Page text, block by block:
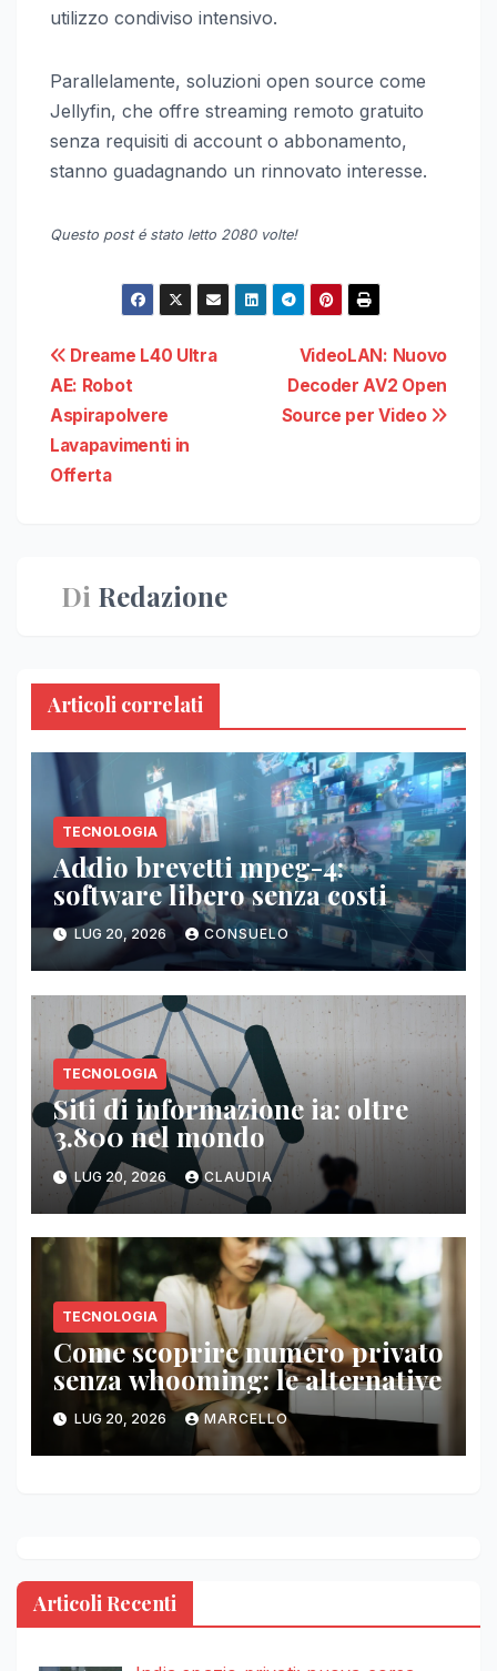
utilizzo condiviso intensivo.
Parallelamente, soluzioni open source come
Jellyfin, che offre streaming remoto gratuito
senza requisiti di account o abbonamento,
stanno guadagnando un rinnovato interesse.
Questo post é stato letto 2080 volte!
Navigazione
articoli
VideoLAN: Nuovo
Decoder AV2 Open
Source per Video
Dreame L40 Ultra
AE: Robot
Aspirapolvere
Lavapavimenti in
Offerta
Di Redazione
Articoli correlati
TECNOLOGIA
Addio brevetti mpeg-4:
software libero senza costi
LUG 20, 2026 CONSUELO
TECNOLOGIA
Siti di informazione ia: oltre
3.800 nel mondo
LUG 20, 2026 CLAUDIA
TECNOLOGIA
Come scoprire numero privato
senza whooming: le alternative
LUG 20, 2026 MARCELLO
Articoli Recenti